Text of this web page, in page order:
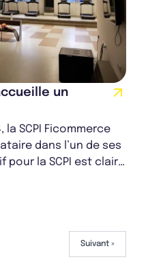
un
la SCPI Ficommerce
dans l’un de ses
pour la SCPI est clair :
Suivant »